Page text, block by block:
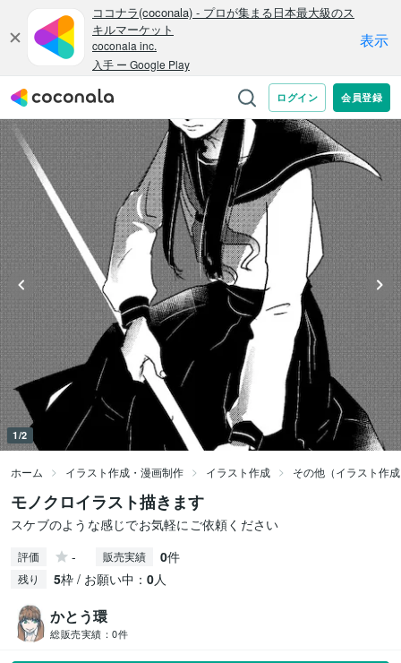
1/2
ホーム イラスト作成・漫画制作 イラスト作成 その他（イラスト作
モノクロイラスト描きます
スケブのような感じでお気軽にご依頼ください
評価 - 販売実績 0件
残り 5枠 / お願い中： 0人
かとう環
総販売実績： 0件